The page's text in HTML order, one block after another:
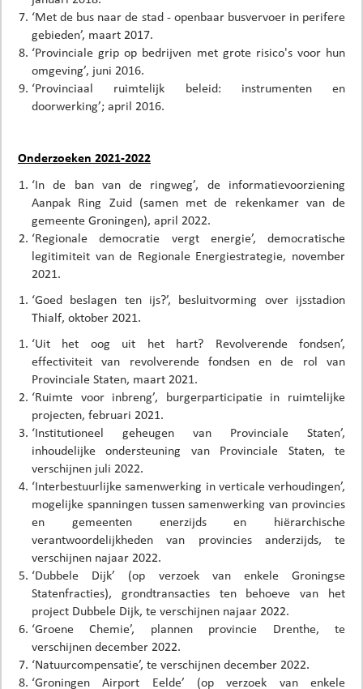
‘Met de bus naar de stad - openbaar busvervoer in perifere
gebieden’, maart 2017.
‘Provinciale grip op bedrijven met grote risico's voor hun
omgeving’, juni 2016.
‘Provinciaal ruimtelijk beleid: instrumenten en
doorwerking’; april 2016.
Onderzoeken 2021-2022
‘In de ban van de ringweg’, de informatievoorziening
Aanpak Ring Zuid (samen met de rekenkamer van de
gemeente Groningen), april 2022.
‘Regionale democratie vergt energie’, democratische
legitimiteit van de Regionale Energiestrategie, november
2021.
‘Goed beslagen ten ijs?’, besluitvorming over ijsstadion
Thialf, oktober 2021.
‘Uit het oog uit het hart? Revolverende fondsen’,
effectiviteit van revolverende fondsen en de rol van
Provinciale Staten, maart 2021.
‘Ruimte voor inbreng’, burgerparticipatie in ruimtelijke
projecten, februari 2021.
‘Institutioneel geheugen van Provinciale Staten’,
inhoudelijke ondersteuning van Provinciale Staten, te
verschijnen juli 2022.
‘Interbestuurlijke samenwerking in verticale verhoudingen’,
mogelijke spanningen tussen samenwerking van provincies
en gemeenten enerzijds en hiërarchische
verantwoordelijkheden van provincies anderzijds, te
verschijnen najaar 2022.
‘Dubbele Dijk’ (op verzoek van enkele Groningse
Statenfracties), grondtransacties ten behoeve van het
project Dubbele Dijk, te verschijnen najaar 2022.
‘Groene Chemie’, plannen provincie Drenthe, te
verschijnen december 2022.
‘Natuurcompensatie’, te verschijnen december 2022.
‘Groningen Airport Eelde’ (op verzoek van enkele